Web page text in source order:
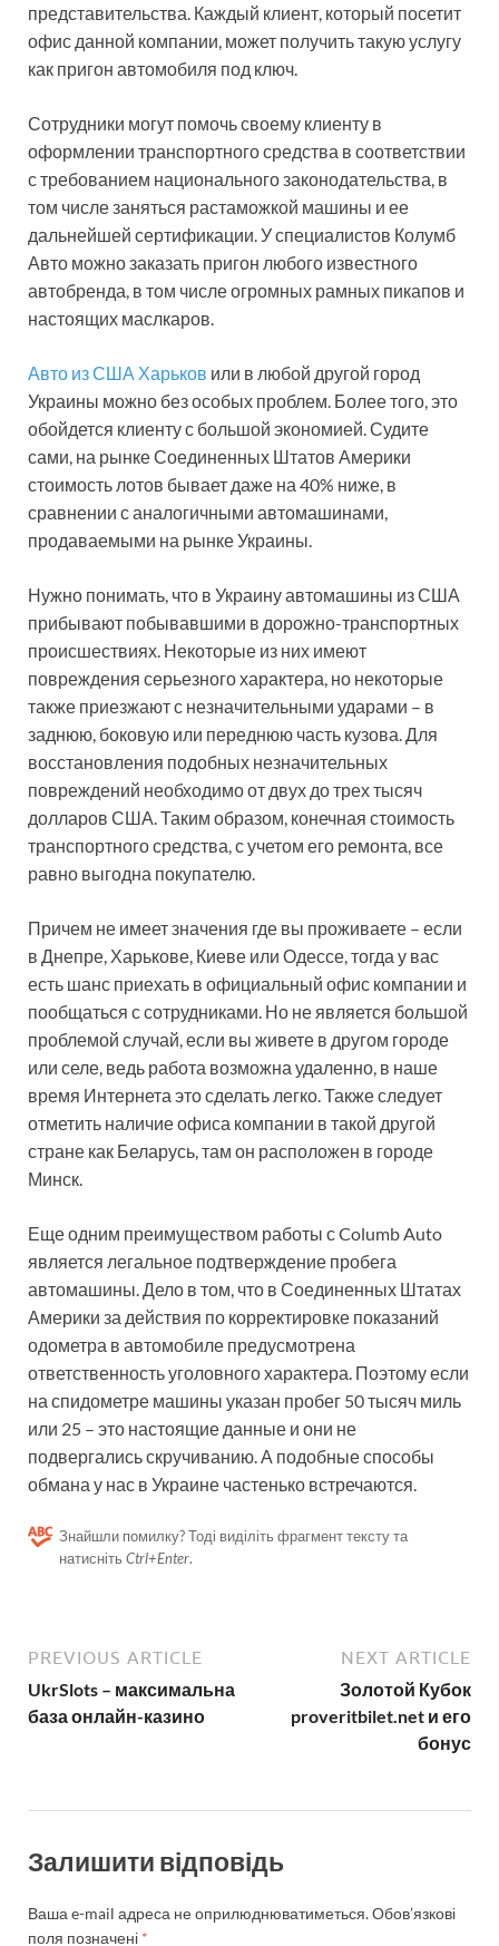
представительства. Каждый клиент, который посетит
офис данной компании, может получить такую услугу
как пригон автомобиля под ключ.
Сотрудники могут помочь своему клиенту в
оформлении транспортного средства в соответствии
с требованием национального законодательства, в
том числе заняться растаможкой машины и ее
дальнейшей сертификации. У специалистов Колумб
Авто можно заказать пригон любого известного
автобренда, в том числе огромных рамных пикапов и
настоящих маслкаров.
Авто из США Харьков или в любой другой город
Украины можно без особых проблем. Более того, это
обойдется клиенту с большой экономией. Судите
сами, на рынке Соединенных Штатов Америки
стоимость лотов бывает даже на 40% ниже, в
сравнении с аналогичными автомашинами,
продаваемыми на рынке Украины.
Нужно понимать, что в Украину автомашины из США
прибывают побывавшими в дорожно-транспортных
происшествиях. Некоторые из них имеют
повреждения серьезного характера, но некоторые
также приезжают с незначительными ударами – в
заднюю, боковую или переднюю часть кузова. Для
восстановления подобных незначительных
повреждений необходимо от двух до трех тысяч
долларов США. Таким образом, конечная стоимость
транспортного средства, с учетом его ремонта, все
равно выгодна покупателю.
Причем не имеет значения где вы проживаете – если
в Днепре, Харькове, Киеве или Одессе, тогда у вас
есть шанс приехать в официальный офис компании и
пообщаться с сотрудниками. Но не является большой
проблемой случай, если вы живете в другом городе
или селе, ведь работа возможна удаленно, в наше
время Интернета это сделать легко. Также следует
отметить наличие офиса компании в такой другой
стране как Беларусь, там он расположен в городе
Минск.
Еще одним преимуществом работы с Columb Auto
является легальное подтверждение пробега
автомашины. Дело в том, что в Соединенных Штатах
Америки за действия по корректировке показаний
одометра в автомобиле предусмотрена
ответственность уголовного характера. Поэтому если
на спидометре машины указан пробег 50 тысяч миль
или 25 – это настоящие данные и они не
подвергались скручиванию. А подобные способы
обмана у нас в Украине частенько встречаются.
Знайшли помилку? Тоді виділіть фрагмент тексту та
натисніть Ctrl+Enter.
PREVIOUS ARTICLE
UkrSlots – максимальна
база онлайн-казино
NEXT ARTICLE
Золотой Кубок
proveritbilet.net и его
бонус
Залишити відповідь
Ваша e-mail адреса не оприлюднюватиметься.Обов’язкові
поля позначені *